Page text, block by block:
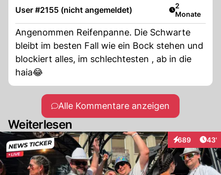
User #2155 (nicht angemeldet) Artikel
2
Monate
Angenommen Reifenpanne. Die Schwarte
bleibt im besten Fall wie ein Bock stehen und
blockiert alles, im schlechtesten , ab in die
haia😂
Alle Kommentare anzeigen
Weiterlesen
689
Interaktionen
43'